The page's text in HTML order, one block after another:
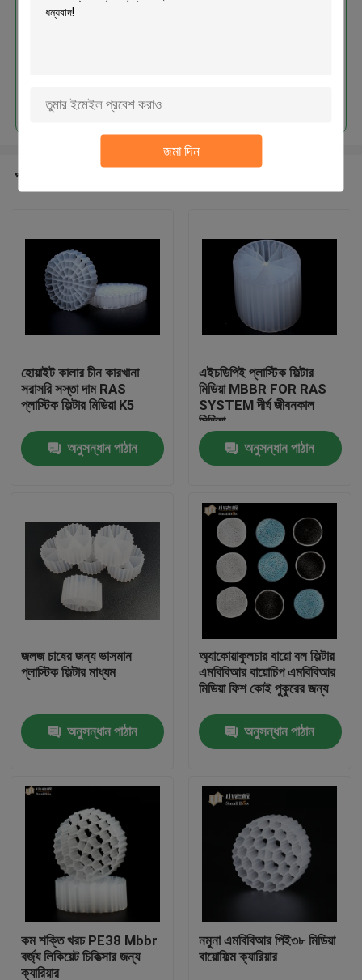
জমা দিন
পণ্য
আমাদের সম্পর্কে
কারখানা ভ্রমণ
মান নিয়ন্ত্রণ
উদ্ধৃতির জন্য আবেদন
এমবিবিআর ফিল্টার মিডিয়া
এমবিবিআর বায়ো মিডিয়া
প্রস্তাবিত পণ্য
হোয়াইট কালার চীন কারখানা
সরাসরি সস্তা দাম RAS
প্লাস্টিক ফিল্টার মিডিয়া K5
অনুসন্ধান পাঠান
এইচডিপিই প্লাস্টিক ফিল্টার
মিডিয়া MBBR FOR RAS
SYSTEM দীর্ঘ জীবনকাল
মিডিয়া
অনুসন্ধান পাঠান
জলজ চাষের জন্য ভাসমান
প্লাস্টিক ফিল্টার মাধ্যম
অনুসন্ধান পাঠান
অ্যাকোয়াকুলচার বায়ো বল ফিল্টার
এমবিবিআর বায়োচিপ এমবিবিআর
মিডিয়া ফিশ কোই পুকুরের জন্য
অনুসন্ধান পাঠান
কম শক্তি খরচ PE38 Mbbr
বর্জ্য লিকিয়েট চিকিত্সার জন্য
ক্যারিয়ার
নমুনা এমবিবিআর পিই৩৮ মিডিয়া
বায়োফিল্ম ক্যারিয়ার